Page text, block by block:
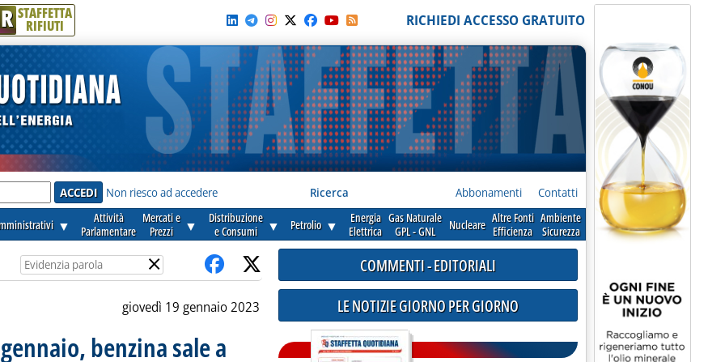
R STAFFETTA
RIFIUTI RICHIEDI ACCESSO GRATUITO
Non riesco ad accedere Ricerca Abbonamenti Contatti
▼
Attività
Parlamentare
Mercati e
Prezzi
▼
Distribuzione
e Consumi
▼ Petrolio ▼
Energia
Elettrica
Gas Naturale
GPL - GNL
Nucleare Altre Fonti
Efficienza
Ambiente
Sicurezza
×
giovedì 19 gennaio 2023
benzina sale a
COMMENTI - EDITORIALI
LE NOTIZIE GIORNO PER GIORNO